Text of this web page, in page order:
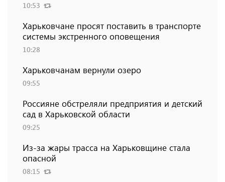
10:53
Харьковчане просят поставить в транспорте
системы экстренного оповещения
10:28
Харьковчанам вернули озеро
09:55
Россияне обстреляли предприятия и детский
сад в Харьковской области
09:25
Из-за жары трасса на Харьковщине стала
опасной
08:15